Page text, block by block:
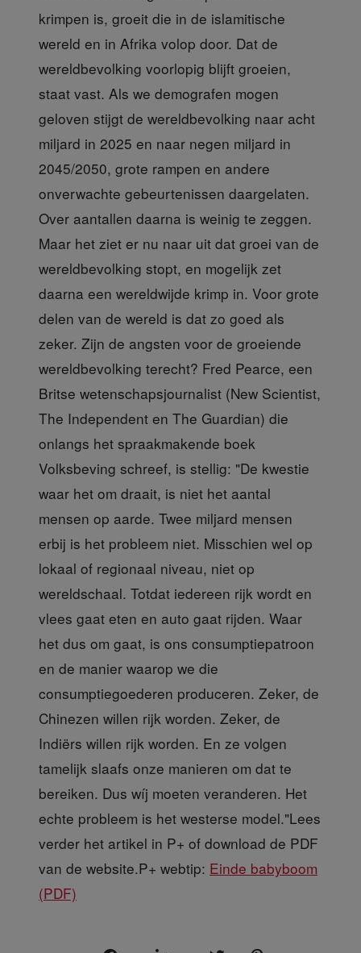
krimpen is, groeit die in de islamitische
wereld en in Afrika volop door. Dat de
wereldbevolking voorlopig blijft groeien,
staat vast. Als we demografen mogen
geloven stijgt de wereldbevolking naar acht
miljard in 2025 en naar negen miljard in
2045/2050, grote rampen en andere
onverwachte gebeurtenissen daargelaten.
Over aantallen daarna is weinig te zeggen.
Maar het ziet er nu naar uit dat groei van de
wereldbevolking stopt, en mogelijk zet
daarna een wereldwijde krimp in. Voor grote
delen van de wereld is dat zo goed als
zeker. Zijn de angsten voor de groeiende
wereldbevolking terecht? Fred Pearce, een
Britse wetenschapsjournalist (New Scientist,
The Independent en The Guardian) die
onlangs het spraakmakende boek
Volksbeving schreef, is stellig: "De kwestie
waar het om draait, is niet het aantal
mensen op aarde. Twee miljard mensen
erbij is het probleem niet. Misschien wel op
lokaal of regionaal niveau, niet op
wereldschaal. Totdat iedereen rijk wordt en
vlees gaat eten en auto gaat rijden. Waar
het dus om gaat, is ons consumptiepatroon
en de manier waarop we die
consumptiegoederen produceren. Zeker, de
Chinezen willen rijk worden. Zeker, de
Indiërs willen rijk worden. En ze volgen
tamelijk slaafs onze manieren om dat te
bereiken. Dus wíj moeten veranderen. Het
echte probleem is het westerse model."Lees
verder het artikel in P+ of download de PDF
van de website.P+ webtip: Einde babyboom
(PDF)